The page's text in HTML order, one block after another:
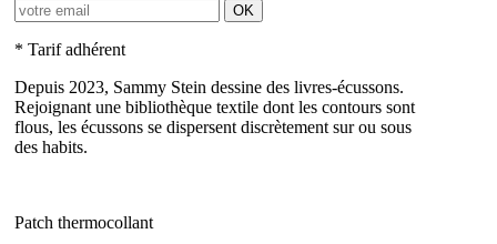
OK
* Tarif adhérent
Depuis 2023, Sammy Stein dessine des livres-écussons.
Rejoignant une bibliothèque textile dont les contours sont
flous, les écussons se dispersent discrètement sur ou sous
des habits.
Patch thermocollant